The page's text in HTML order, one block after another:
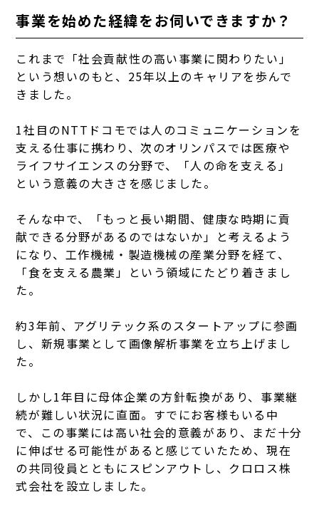
事業を始めた経緯をお伺いできますか？
これまで「社会貢献性の高い事業に関わりたい」
という想いのもと、25年以上のキャリアを歩んで
きました。
1社目のNTTドコモでは人のコミュニケーションを
支える仕事に携わり、次のオリンパスでは医療や
ライフサイエンスの分野で、「人の命を支える」
という意義の大きさを感じました。
そんな中で、「もっと長い期間、健康な時期に貢
献できる分野があるのではないか」と考えるよう
になり、工作機械・製造機械の産業分野を経て、
「食を支える農業」という領域にたどり着きまし
た。
約3年前、アグリテック系のスタートアップに参画
し、新規事業として画像解析事業を立ち上げまし
た。
しかし1年目に母体企業の方針転換があり、事業継
続が難しい状況に直面。すでにお客様もいる中
で、この事業には高い社会的意義があり、まだ十分
に伸ばせる可能性があると感じていたため、現在
の共同役員とともにスピンアウトし、クロロス株
式会社を設立しました。